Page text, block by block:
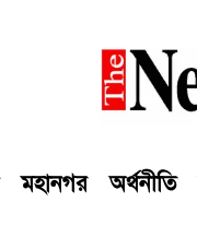
মহানগর অর্থনীতি